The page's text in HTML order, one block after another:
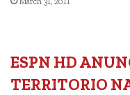
ESPN HD
TERRITORIO